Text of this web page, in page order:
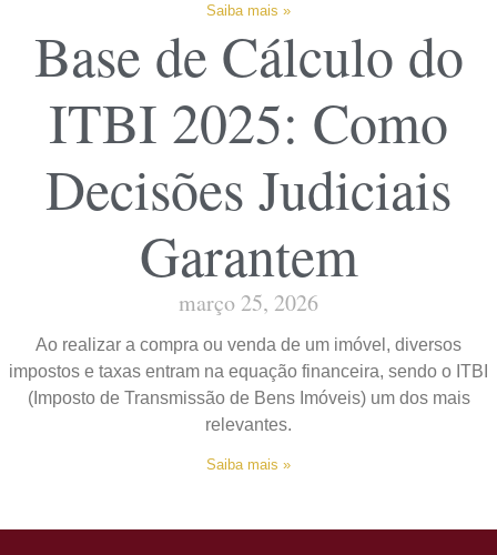
Saiba mais »
Base de Cálculo do
ITBI 2025: Como
Decisões Judiciais
Garantem
março 25, 2026
Ao realizar a compra ou venda de um imóvel, diversos
impostos e taxas entram na equação financeira, sendo o ITBI
(Imposto de Transmissão de Bens Imóveis) um dos mais
relevantes.
Saiba mais »